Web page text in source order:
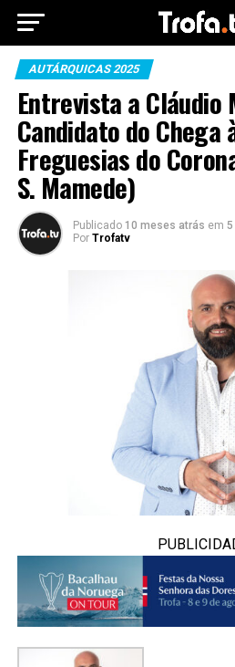
AUTÁRQUICAS 2025
Entrevista a Cláudio
Candidato do Chega
Freguesias do
S. Mamede)
Publicado 10 meses atrás em
Por Trofatv